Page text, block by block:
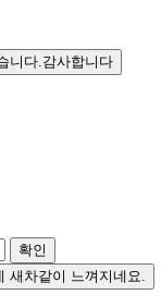
니다.감사합니다
확인
새차같이 느껴지네요.